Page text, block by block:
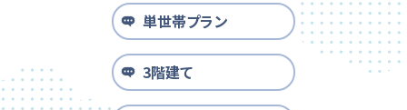
単世帯プラン
3階建て